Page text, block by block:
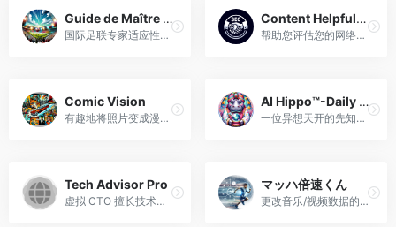
Guide de Maître FIFA
国际足联专家适应性强，个性化顾问，为您带来乐趣。
Content Helpfulness and Quality SEO Analyzer
帮助您评估您的网络内容对于您的目标查询的实用性、相关性和质量。
Comic Vision
有趣地将照片变成漫画风格。
AI Hippo™-Daily Fortune Teller
一位异想天开的先知提供每日星座运势。
Tech Advisor Pro
虚拟 CTO 擅长技术、领导力和团队动力
マッハ倍速くん
更改音乐/视频数据的速度?